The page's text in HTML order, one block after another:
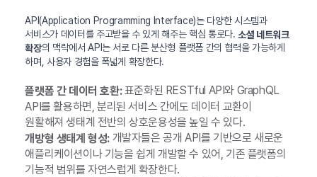
API(Application Programming Interface)는 다양한 시스템과
서비스가 데이터를 주고받을 수 있게 해주는 핵심 통로다. 소셜 네트워크
확장의 맥락에서 API는 서로 다른 분산형 플랫폼 간의 협력을 가능하게
하며, 사용자 경험을 폭넓게 확장한다.
플랫폼 간 데이터 호환:표준화된 RESTful API와 GraphQL
API를 활용하면, 분리된 서비스 간에도 데이터 교환이
원활해져 생태계 전반의 상호운용성을 높일 수 있다.
개방형 생태계 형성:개발자들은 공개 API를 기반으로 새로운
애플리케이션이나 기능을 쉽게 개발할 수 있어, 기존 플랫폼의
기능적 범위를 자연스럽게 확장한다.